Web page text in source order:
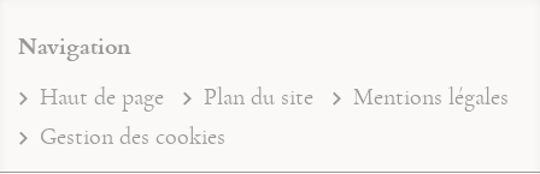
Navigation
Haut de page Plan du site
Mentions légales
Gestion des cookies